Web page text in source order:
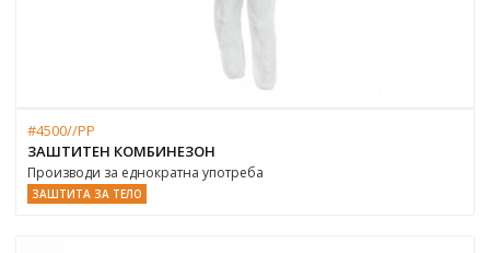
#4500//PP
ЗАШТИТЕН КОМБИНЕЗОН
Производи за еднократна употреба
ЗАШТИТА ЗА ТЕЛО